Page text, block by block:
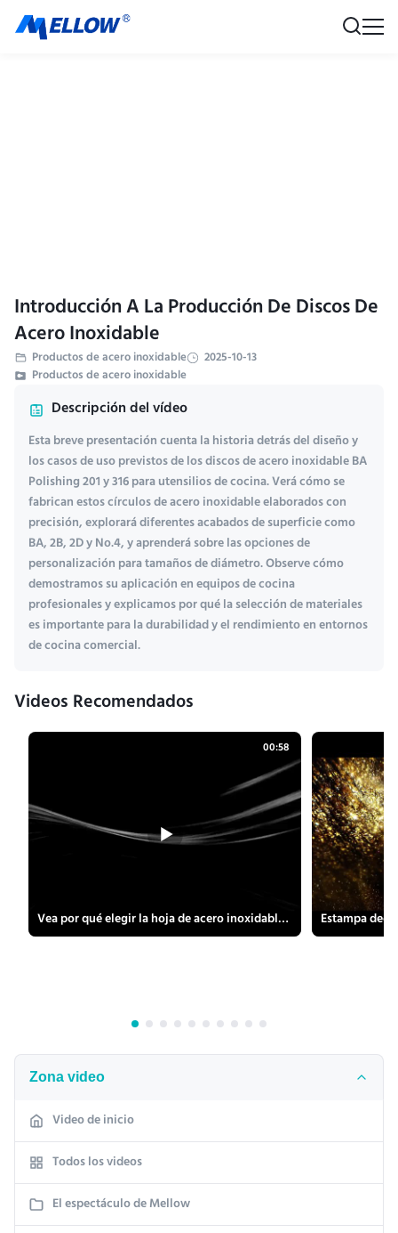
Introducción A La Producción De Discos De
Acero Inoxidable
Productos de acero inoxidable 2025-10-13
Productos de acero inoxidable
Descripción del vídeo
Esta breve presentación cuenta la historia detrás del diseño y
los casos de uso previstos de los discos de acero inoxidable BA
Polishing 201 y 316 para utensilios de cocina. Verá cómo se
fabrican estos círculos de acero inoxidable elaborados con
precisión, explorará diferentes acabados de superficie como
BA, 2B, 2D y No.4, y aprenderá sobre las opciones de
personalización para tamaños de diámetro. Observe cómo
demostramos su aplicación en equipos de cocina
profesionales y explicamos por qué la selección de materiales
es importante para la durabilidad y el rendimiento en entornos
de cocina comercial.
Videos Recomendados
00:58
Vea por qué elegir la hoja de acero inoxidable mate con patrón de cruz de espejo 201 304 316 430
Zona video
Video de inicio
Todos los videos
El espectáculo de Mellow